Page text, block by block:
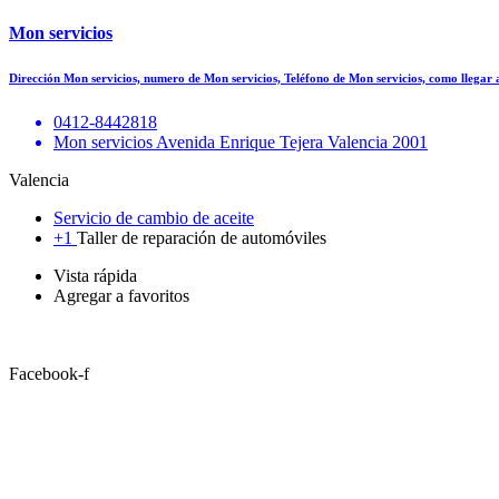
Mon servicios
Dirección Mon servicios, numero de Mon servicios, Teléfono de Mon servicios, como
0412-8442818
Mon servicios Avenida Enrique Tejera Valencia 2001
Valencia
Servicio de cambio de aceite
+1 Taller de reparación de automóviles
Vista rápida
Agregar a favoritos
Facebook-f